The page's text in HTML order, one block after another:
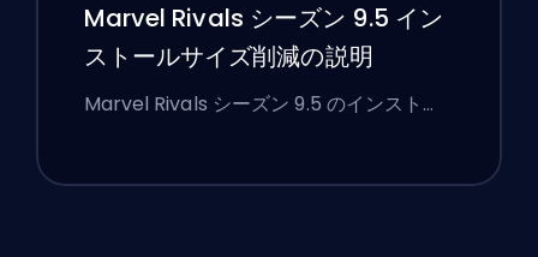
Marvel Rivals シーズン 9.5 イン
ストールサイズ削減の説明
Marvel Rivals シーズン 9.5 のインスト…